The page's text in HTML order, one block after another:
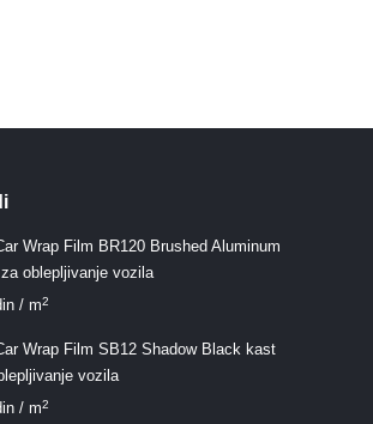
Wrap Film BR120 Brushed Aluminum
oblepljivanje vozila
/ m2
Wrap Film SB12 Shadow Black kast
vozila
/ m2